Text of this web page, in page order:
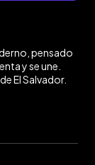
pensado
y se une.
El Salvador.